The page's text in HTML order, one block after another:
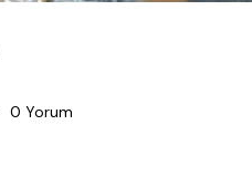
0 Yorum